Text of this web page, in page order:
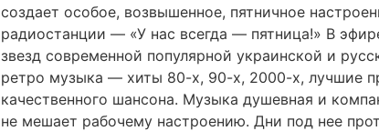
создает особое, возвышенное, пятничное
радиостанции — «У нас всегда — пятница!» В
звезд современной популярной украинской и
ретро музыка — хиты 80-х, 90-х, 2000-х, лучшие
качественного шансона. Музыка душевная и
не мешает рабочему настроению. Дни под нее